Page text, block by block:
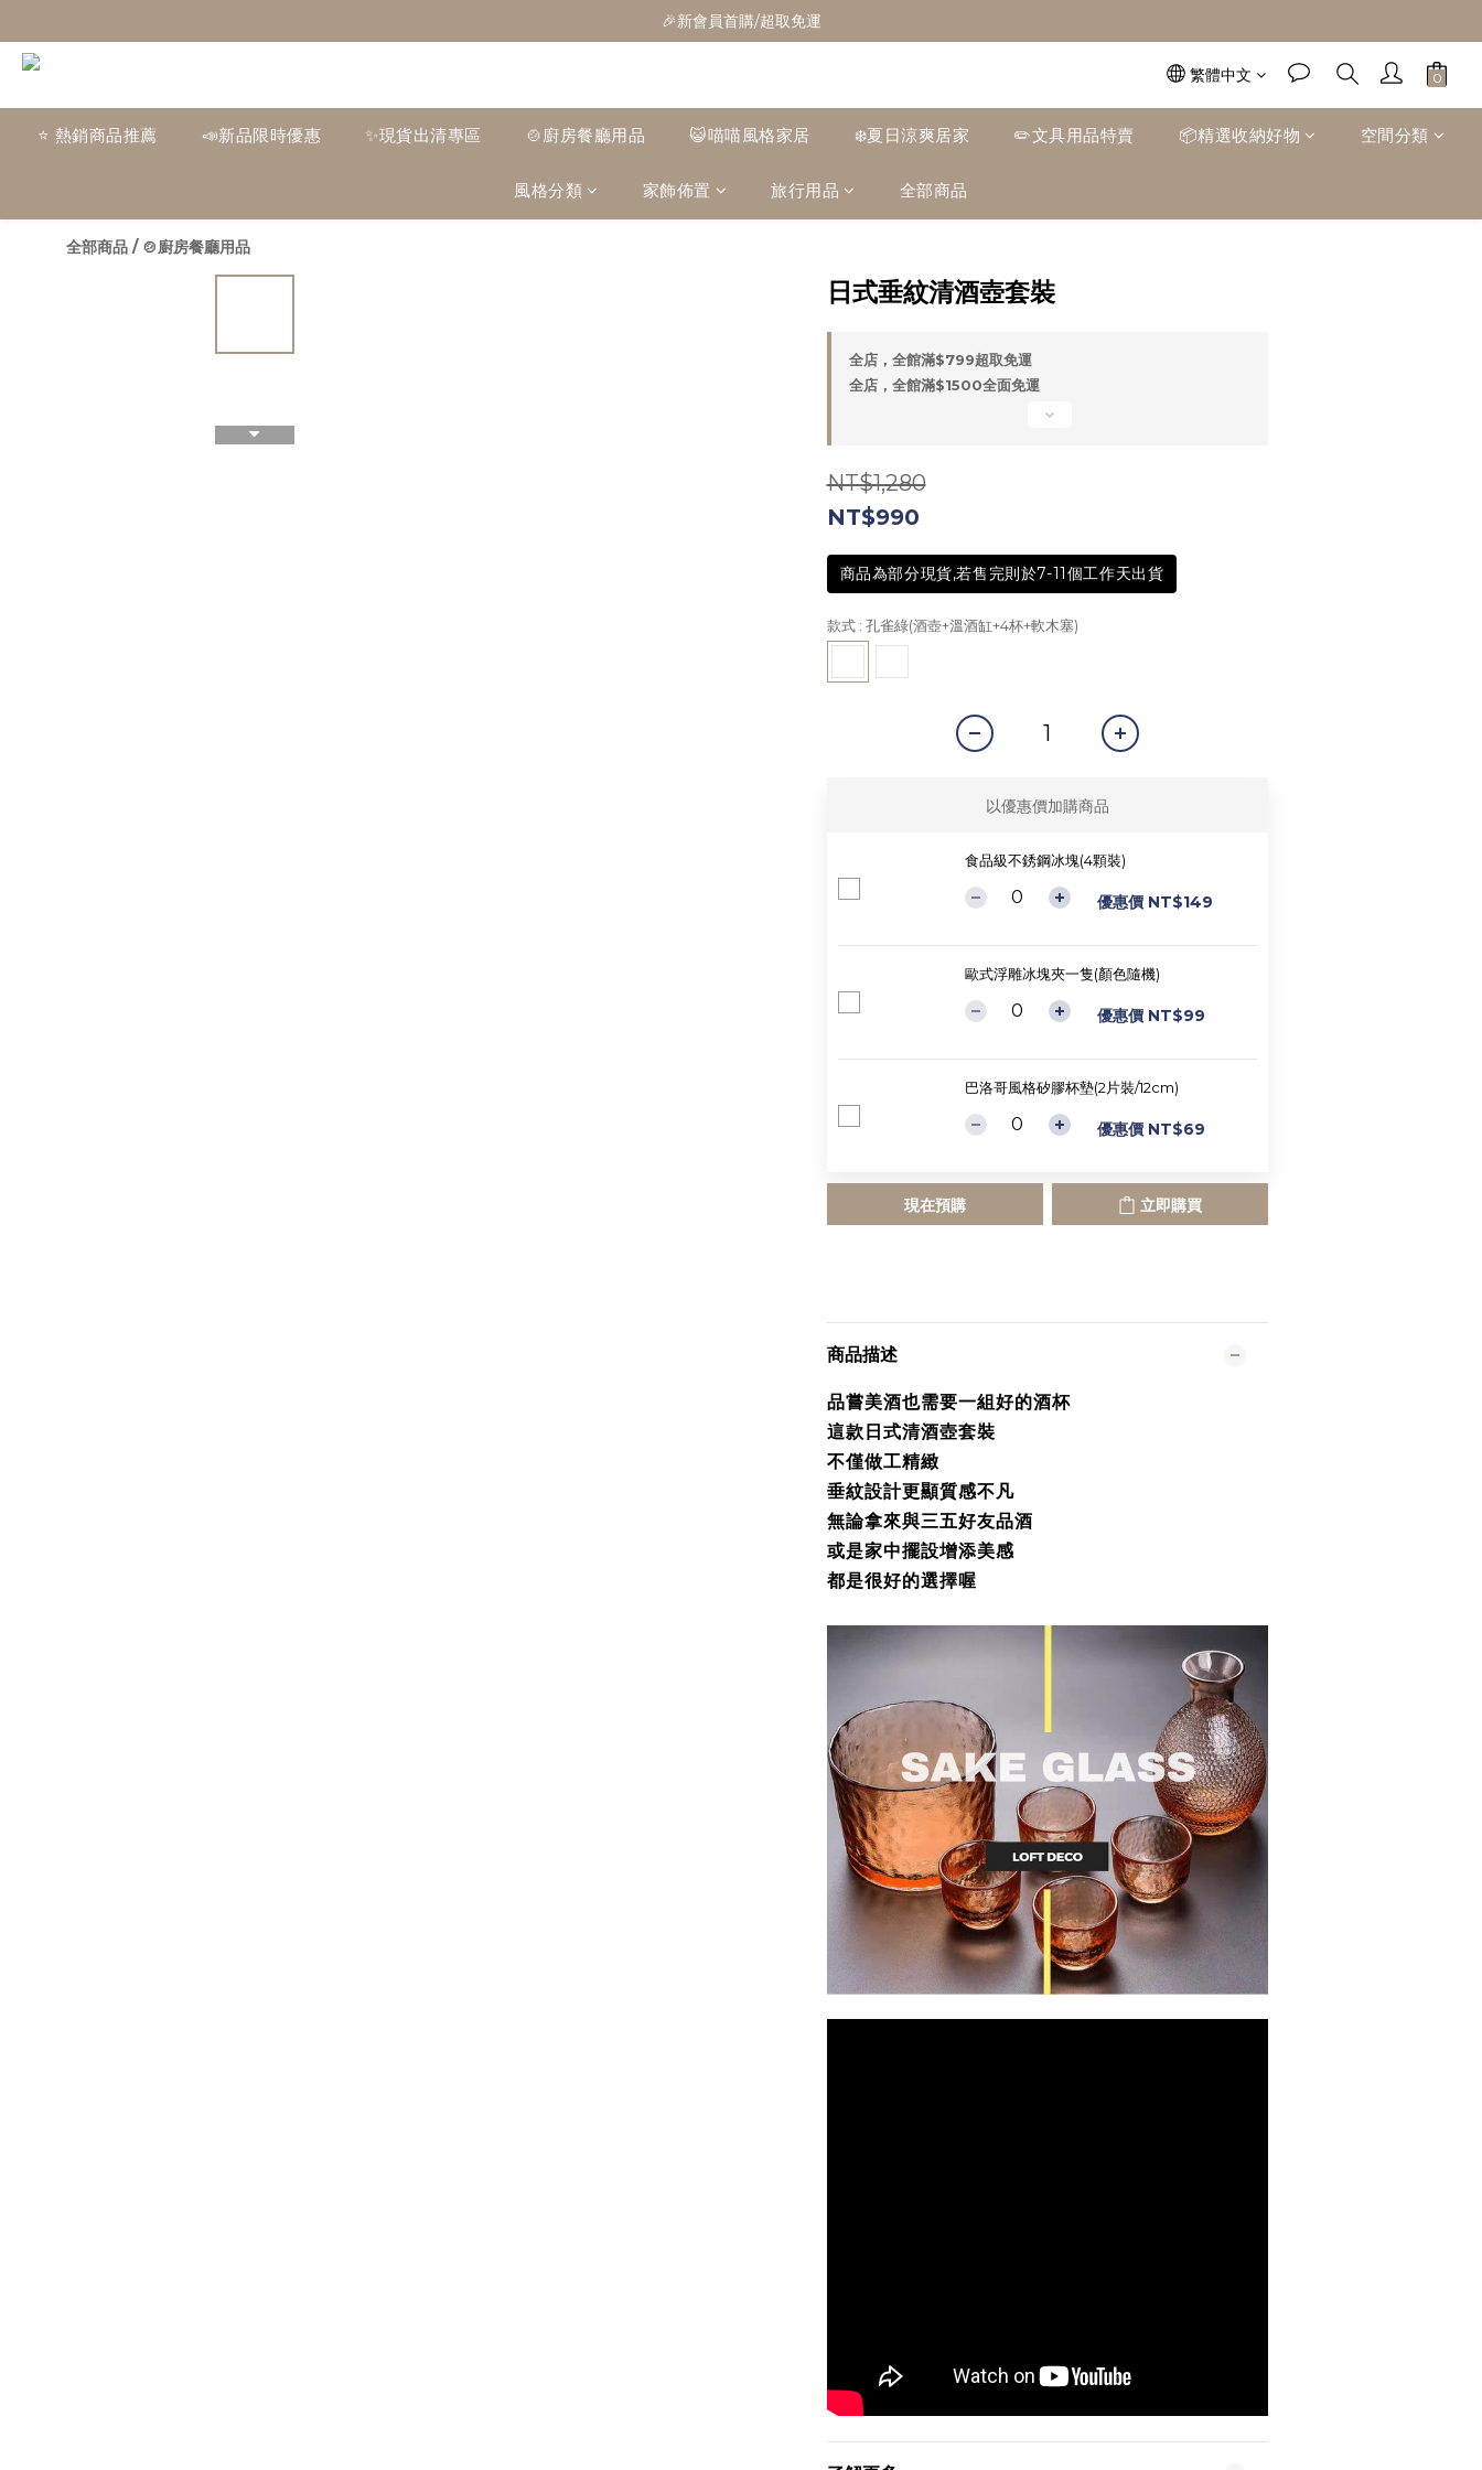
🎁全館消費滿1300立折100
🎉新會員首購/超取免運
🎁全館消費滿1300立折100
繁體中文
⭐ 熱銷商品推薦 📣新品限時優惠 ✨現貨出清專區 🍲廚房餐廳用品 😺喵喵風格家居 ❄️夏日涼爽居家 ✏️文具用品特賣 📦精選收納好物 空間分類
風格分類 家飾佈置 旅行用品 全部商品
全部商品 / 🍲廚房餐廳用品
日式垂紋清酒壺套裝
全店，全館滿$799超取免運
全店，全館滿$1500全面免運
NT$1,280
NT$990
商品為部分現貨,若售完則於7-11個工作天出貨
款式 : 孔雀綠(酒壺+溫酒缸+4杯+軟木塞)
以優惠價加購商品
食品級不銹鋼冰塊(4顆裝)
優惠價 NT$149
歐式浮雕冰塊夾一隻(顏色隨機)
優惠價 NT$99
巴洛哥風格矽膠杯墊(2片裝/12cm)
優惠價 NT$69
現在預購 立即購買
商品描述
品嘗美酒也需要一組好的酒杯
這款日式清酒壺套裝
不僅做工精緻
垂紋設計更顯質感不凡
無論拿來與三五好友品酒
或是家中擺設增添美感
都是很好的選擇喔